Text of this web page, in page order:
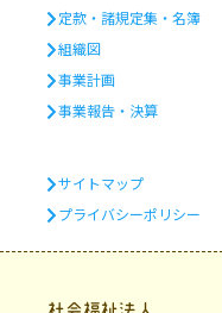
定款・諸規定集・名簿
組織図
事業計画
事業報告・決算
サイトマップ
プライバシーポリシー